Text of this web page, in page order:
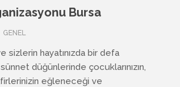
Bursa
GENEL
sizlerin hayatınızda bir defa
düğünlerinde çocuklarınızın,
eğleneceği ve